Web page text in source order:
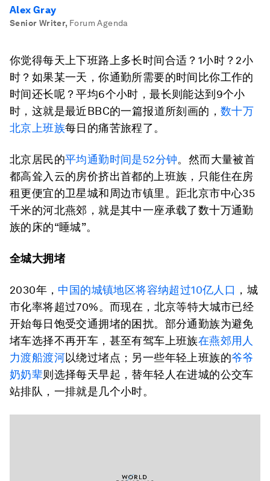
Alex Gray
Senior Writer, Forum Agenda
你觉得每天上下班路上多长时间合适？1小时？2小
时？如果某一天，你通勤所需要的时间比你工作的
时间还长呢？平均6个小时，最长则能达到9个小
时，这就是最近BBC的一篇报道所刻画的， 数十万
北京上班族每日的痛苦旅程了。
北京居民的平均通勤时间是52分钟。然而大量被首
都高耸入云的房价挤出首都的上班族，只能住在房
租更便宜的卫星城和周边市镇里。距北京市中心35
千米的河北燕郊，就是其中一座承载了数十万通勤
族的床的“睡城”。
全城大拥堵
2030年， 中国的城镇地区将容纳超过10亿人口 ，城
市化率将超过70%。而现在，北京等特大城市已经
开始每日饱受交通拥堵的困扰。部分通勤族为避免
堵车选择不再开车，甚至有驾车上班族在燕郊用人
力渡船渡河以绕过堵点；另一些年轻上班族的爷爷
奶奶辈则选择每天早起，替年轻人在进城的公交车
站排队，一排就是几个小时。